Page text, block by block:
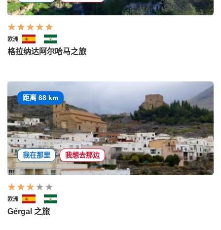
欧洲
格拉纳达阿尔哈马之旅
距离 68 km
我在那里 我想去那边
欧洲
Gérgal 之旅